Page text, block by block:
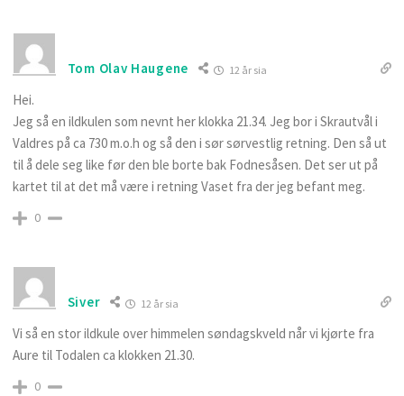
Tom Olav Haugene 12 år sia
Hei.
Jeg så en ildkulen som nevnt her klokka 21.34. Jeg bor i Skrautvål i
Valdres på ca 730 m.o.h og så den i sør sørvestlig retning. Den så ut
til å dele seg like før den ble borte bak Fodnesåsen. Det ser ut på
kartet til at det må være i retning Vaset fra der jeg befant meg.
0
Siver 12 år sia
Vi så en stor ildkule over himmelen søndagskveld når vi kjørte fra
Aure til Todalen ca klokken 21.30.
0